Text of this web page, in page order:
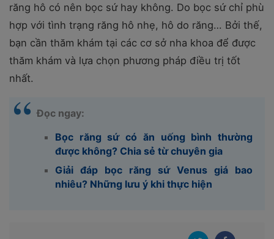
răng hô có nên bọc sứ hay không. Do bọc sứ chỉ phù
hợp với tình trạng răng hô nhẹ, hô do răng… Bởi thế,
bạn cần thăm khám tại các cơ sở nha khoa để được
thăm khám và lựa chọn phương pháp điều trị tốt
nhất.
Đọc ngay:
Bọc răng sứ có ăn uống bình thường
được không? Chia sẻ từ chuyên gia
Giải đáp bọc răng sứ Venus giá bao
nhiêu? Những lưu ý khi thực hiện